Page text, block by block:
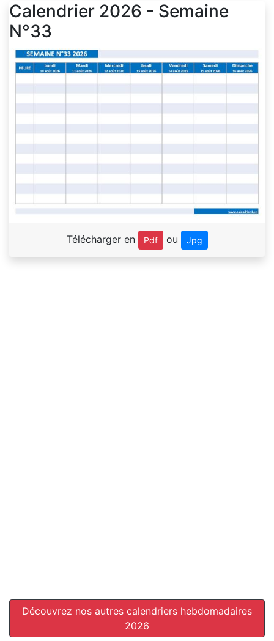
Calendrier 2026 - Semaine
N°33
Télécharger en Pdf ou Jpg
Découvrez nos autres calendriers hebdomadaires
2026